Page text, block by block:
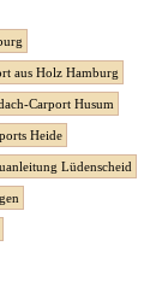
aus Holz Hamburg
Carport Husum
Heide
Lüdenscheid